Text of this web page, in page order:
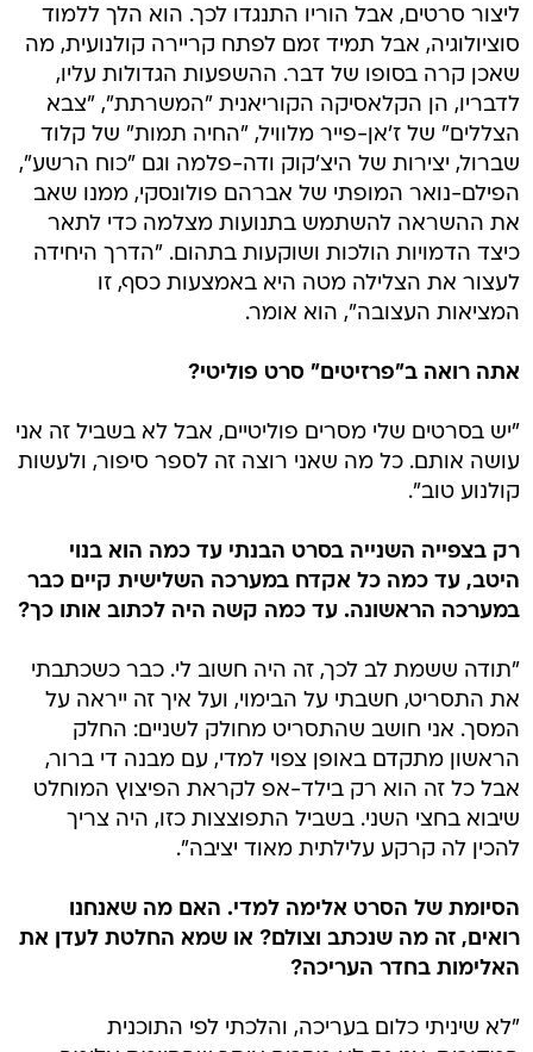
ליצור סרטים, אבל הוריו התנגדו לכך. הוא הלך ללמוד
סוציולוגיה, אבל תמיד זמם לפתח קריירה קולנועית, מה
שאכן קרה בסופו של דבר. ההשפעות הגדולות עליו,
לדבריו, הן הקלאסיקה הקוריאנית "המשרתת", "צבא
הצללים" של ז'אן-פייר מלוויל, "החיה תמות" של קלוד
שברול, יצירות של היצ'קוק ודה-פלמה וגם "כוח הרשע",
הפילם-נואר המופתי של אברהם פולונסקי, ממנו שאב
את ההשראה להשתמש בתנועות מצלמה כדי לתאר
כיצד הדמויות הולכות ושוקעות בתהום. "הדרך היחידה
לעצור את הצלילה מטה היא באמצעות כסף, זו
המציאות העצובה", הוא אומר.
אתה רואה ב"פרזיטים" סרט פוליטי?
"יש בסרטים שלי מסרים פוליטיים, אבל לא בשביל זה אני
עושה אותם. כל מה שאני רוצה זה לספר סיפור, ולעשות
קולנוע טוב".
רק בצפייה השנייה בסרט הבנתי עד כמה הוא בנוי
היטב, עד כמה כל אקדח במערכה השלישית קיים כבר
במערכה הראשונה. עד כמה קשה היה לכתוב אותו כך?
"תודה ששמת לב לכך, זה היה חשוב לי. כבר כשכתבתי
את התסריט, חשבתי על הבימוי, ועל איך זה ייראה על
המסך. אני חושב שהתסריט מחולק לשניים: החלק
הראשון מתקדם באופן צפוי למדי, עם מבנה די ברור,
אבל כל זה הוא רק בילד-אפ לקראת הפיצוץ המוחלט
שיבוא בחצי השני. בשביל התפוצצות כזו, היה צריך
להכין לה קרקע עלילתית מאוד יציבה".
הסיומת של הסרט אלימה למדי. האם מה שאנחנו
רואים, זה מה שנכתב וצולם? או שמא החלטת לעדן את
האלימות בחדר העריכה?
"לא שיניתי כלום בעריכה, והלכתי לפי התוכנית